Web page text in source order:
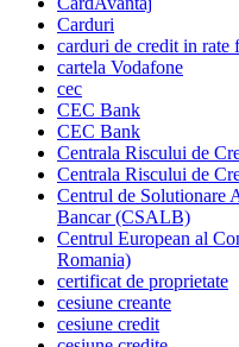
Carduri
carduri de credit in rate
cartela Vodafone
cec
CEC Bank
CEC Bank
Centrala Riscului de
Centrala Riscului de
Centrul de Solutionare
Bancar (CSALB)
Centrul European al
Romania)
certificat de proprietate
cesiune creante
cesiune credit